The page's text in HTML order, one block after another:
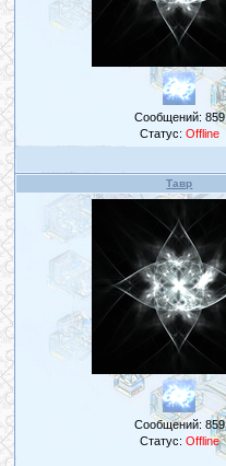
Сообщений: 859
Статус: Offline
Тавр
Сообщений: 859
Статус: Offline